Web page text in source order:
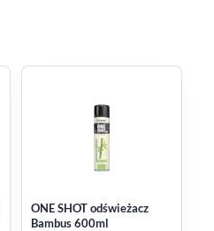
ONE SHOT odświeżacz
Bambus 600ml